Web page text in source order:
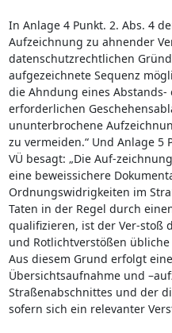
In Anlage 4 Punkt. 2. Abs. 4
Aufzeichnung zu ahnender
datenschutzrechtlichen
aufgezeichnete Sequenz
die Ahndung eines
erforderlichen
ununterbrochene
zu vermeiden.“ Und Anlage 5
VÜ besagt: „Die Auf-
eine beweissichere
Ordnungswidrigkeiten im
Taten in der Regel durch
qualifizieren, ist der Ver-stoß
und Rotlichtverstößen
Aus diesem Grund erfolgt
Übersichtsaufnahme und
Straßenabschnittes und der
sofern sich ein relevanter